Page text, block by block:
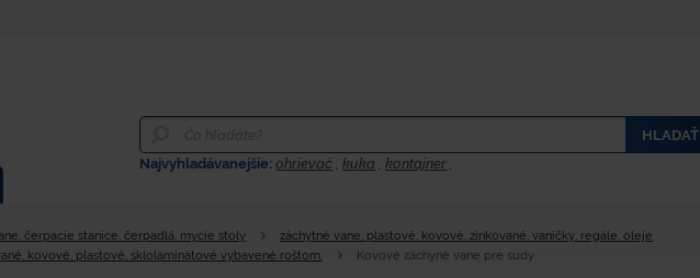
HLADAŤ
Najvyhladávanejšie:ohrievač ,kuka ,kontajner ,
čerpacie stanice, čerpadlá, mycie stoly
záchytné vane, plastové, kovové, zinkované, vaničky, regále, oleje
kovové, plastové, sklolaminátové vybavené roštom.
Kovové záchyné vane pre sudy